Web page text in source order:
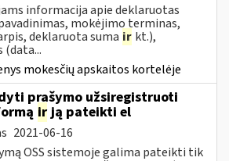
informacija apie deklaruotas
mokėjimo terminas,
deklaruota suma ir kt.),
(data...
mokesčių apskaitos kortelėje
prašymo užsiregistruoti
irją pateikti el
2021-06-16
OSS sistemoje galima pateikti tik